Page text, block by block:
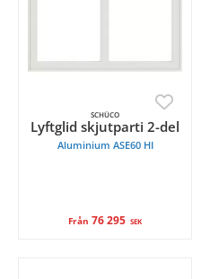
SCHÜCO
Lyftglid skjutparti 2-del
Aluminium ASE60 HI
Från76 295 SEK